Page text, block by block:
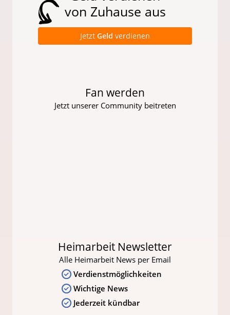
von Zuhause aus
Jetzt Geld verdienen
Fan werden
Jetzt unserer Community beitreten
Heimarbeit Newsletter
Alle Heimarbeit News per Email
Verdienstmöglichkeiten
Wichtige News
Jederzeit kündbar